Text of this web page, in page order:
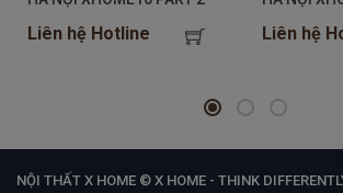
Liên hệ Hotline Liên hệ
NỘI THẤT X HOME © X HOME - THINK